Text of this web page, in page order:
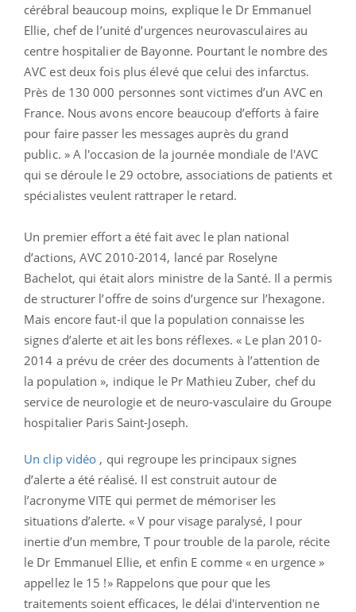
cérébral beaucoup moins, explique le Dr Emmanuel
Ellie, chef de l’unité d’urgences neurovasculaires au
centre hospitalier de Bayonne. Pourtant le nombre des
AVC est deux fois plus élevé que celui des infarctus.
Près de 130 000 personnes sont victimes d’un AVC en
France. Nous avons encore beaucoup d’efforts à faire
pour faire passer les messages auprès du grand
public. » A l'occasion de la journée mondiale de l'AVC
qui se déroule le 29 octobre, associations de patients et
spécialistes veulent rattraper le retard.
Un premier effort a été fait avec le plan national
d’actions, AVC 2010-2014, lancé par Roselyne
Bachelot, qui était alors ministre de la Santé. Il a permis
de structurer l’offre de soins d’urgence sur l’hexagone.
Mais encore faut-il que la population connaisse les
signes d’alerte et ait les bons réflexes. « Le plan 2010-
2014 a prévu de créer des documents à l’attention de
la population », indique le Pr Mathieu Zuber, chef du
service de neurologie et de neuro-vasculaire du Groupe
hospitalier Paris Saint-Joseph.
Un clip vidéo , qui regroupe les principaux signes
d’alerte a été réalisé. Il est construit autour de
l’acronyme VITE qui permet de mémoriser les
situations d’alerte. « V pour visage paralysé, I pour
inertie d’un membre, T pour trouble de la parole, récite
le Dr Emmanuel Ellie, et enfin E comme « en urgence »
appellez le 15 !» Rappelons que pour que les
traitements soient efficaces, le délai d'intervention ne